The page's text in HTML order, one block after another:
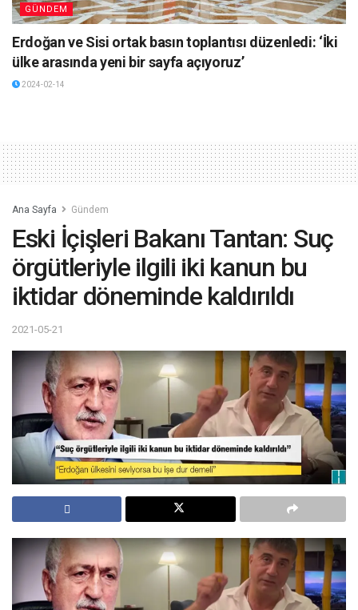
GÜNDEM
Erdoğan ve Sisi ortak basın toplantısı düzenledi: ‘İki
ülke arasında yeni bir sayfa açıyoruz’
2024-02-14
Ana Sayfa Gündem
Eski İçişleri Bakanı Tantan: Suç
örgütleriyle ilgili iki kanun bu
iktidar döneminde kaldırıldı
2021-05-21